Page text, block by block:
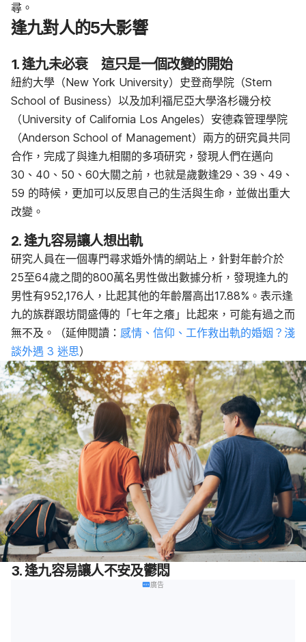
尋。
逢九對人的5大影響
1. 逢九未必衰 這只是一個改變的開始
紐約大學（New York University）史登商學院（Stern
School of Business）以及加利福尼亞大學洛杉磯分校
（University of California Los Angeles）安德森管理學院
（Anderson School of Management）兩方的研究員共同
合作，完成了與逢九相關的多項研究，發現人們在邁向
30、40、50、60大關之前，也就是歲數逢29、39、49、
59 的時候，更加可以反思自己的生活與生命，並做出重大
改變。
2. 逢九容易讓人想出軌
研究人員在一個專門尋求婚外情的網站上，針對年齡介於
25至64歲之間的800萬名男性做出數據分析，發現逢九的
男性有952,176人，比起其他的年齡層高出17.88%。表示逢
九的族群跟坊間盛傳的「七年之癢」比起來，可能有過之而
無不及。（延伸閱讀： 感情、信仰、工作救出軌的婚姻？淺
談外遇 3 迷思）
3. 逢九容易讓人不安及鬱悶
廣告